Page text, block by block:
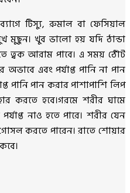
টিস্যু, রুমাল বা ফেসিয়াল
মুছুন। খুব ভালো হয় যদি ঠান্ডা
ত্বক আরাম পাবে। এ সময় ঠোঁট
এবং পর্যাপ্ত পানি না পান
পানি পান করার পাশাপাশি লিপ
করতে হবে।গরমে শরীর ঘামে
নাও হতে পারে। শরীর যেন
করতে পারেন। রাতে শোয়ার